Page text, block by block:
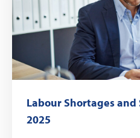
Labour Shortages
2025